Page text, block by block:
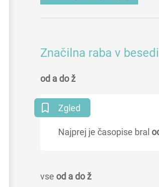
Značilna raba v
od a do ž
Zgled
Najprej je časopise bral
vse od a do ž